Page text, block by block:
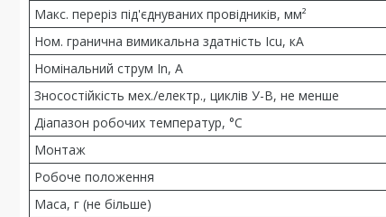
Макс. переріз під'єднуваних провідників, мм²
Ном. гранична вимикальна здатність Icu, кА
Номінальний струм In, А
Зносостійкість мех./електр., циклів У-В, не менше
Діапазон робочих температур, °С
Монтаж
Робоче положення
Маса, г (не більше)